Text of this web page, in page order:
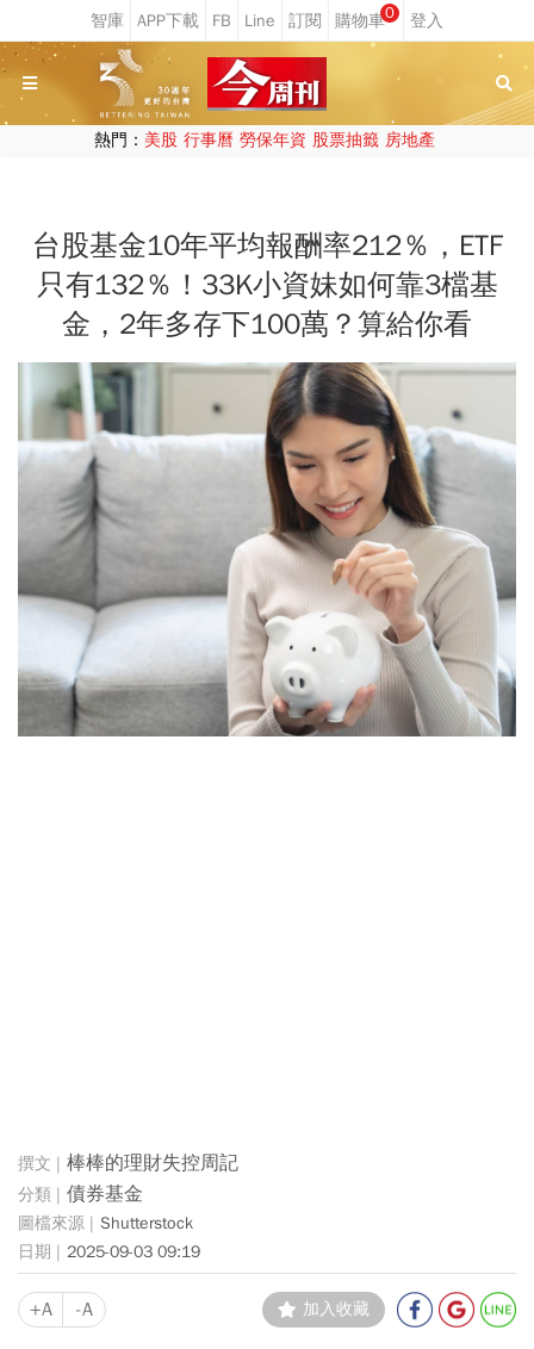
0
熱門： 美股 行事曆 勞保年資 股票抽籤 房地產
台股基金10年平均報酬率212％，ETF
只有132％！33K小資妹如何靠3檔基
金，2年多存下100萬？算給你看
棒棒的理財失控周記
債券基金
Shutterstock
2025-09-03 09:19
+A -A 加入收藏